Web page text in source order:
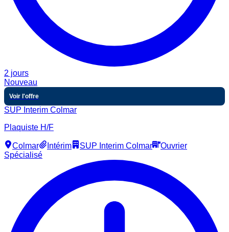
2 jours
Nouveau
Voir l'offre
SUP Interim Colmar
Plaquiste H/F
Colmar Intérim SUP Interim Colmar
Ouvrier
Spécialisé